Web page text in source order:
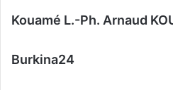
Kouamé L.-Ph. Arnaud
Burkina24